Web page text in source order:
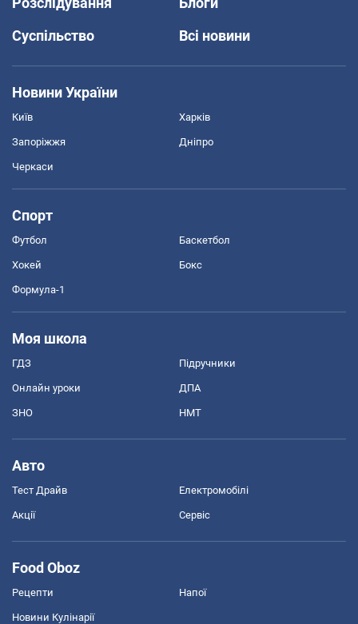
Суспільство
Всі новини
Новини України
Київ Харків
Запоріжжя Дніпро
Черкаси
Спорт
Футбол Баскетбол
Хокей Бокс
Формула-1
Моя школа
ГДЗ Підручники
Онлайн уроки ДПА
ЗНО НМТ
Авто
Тест Драйв Електромобілі
Акції Сервіс
Food Oboz
Рецепти Напої
Новини Кулінарії